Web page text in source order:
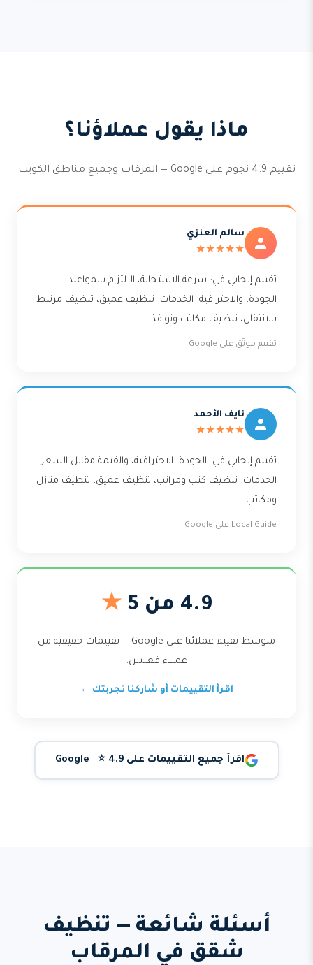
ماذا يقول عملاؤنا؟
تقييم 4.9 نجوم على Google — المرقاب وجميع مناطق الكويت
سالم العنزي
★★★★★
تقييم إيجابي في: سرعة الاستجابة، الالتزام بالمواعيد،
الجودة، والاحترافية. الخدمات: تنظيف عميق، تنظيف مرتبط
بالانتقال، تنظيف مكاتب ونوافذ.
تقييم موثّق على Google
نايف الأحمد
★★★★★
تقييم إيجابي في: الجودة، الاحترافية، والقيمة مقابل السعر.
الخدمات: تنظيف كنب ومراتب، تنظيف عميق، تنظيف منازل
ومكاتب.
Local Guide على Google
4.9 من 5 ★
متوسط تقييم عملائنا على Google — تقييمات حقيقية من
عملاء فعليين.
اقرأ التقييمات أو شاركنا تجربتك ←
اقرأ جميع التقييمات على Google ⭐ 4.9
أسئلة شائعة — تنظيف
شقق في المرقاب